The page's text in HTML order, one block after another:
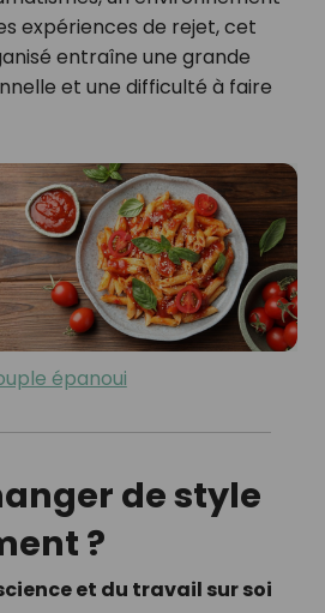
expériences de rejet, cet
entraîne une grande
et une difficulté à faire
épanoui
de style
?
et du travail sur soi